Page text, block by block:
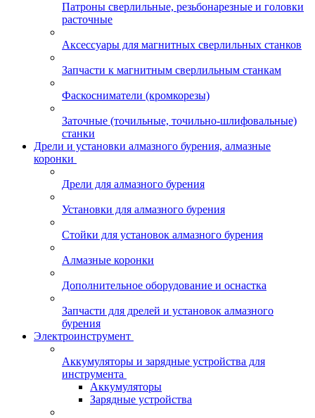
Патроны сверлильные, резьбонарезные и головки
расточные
Аксессуары для магнитных сверлильных станков
Запчасти к магнитным сверлильным станкам
Фаскосниматели (кромкорезы)
Заточные (точильные, точильно-шлифовальные)
станки
Дрели и установки алмазного бурения, алмазные
коронки
Дрели для алмазного бурения
Установки для алмазного бурения
Стойки для установок алмазного бурения
Алмазные коронки
Дополнительное оборудование и оснастка
Запчасти для дрелей и установок алмазного
бурения
Электроинструмент
Аккумуляторы и зарядные устройства для
инструмента
Аккумуляторы
Зарядные устройства